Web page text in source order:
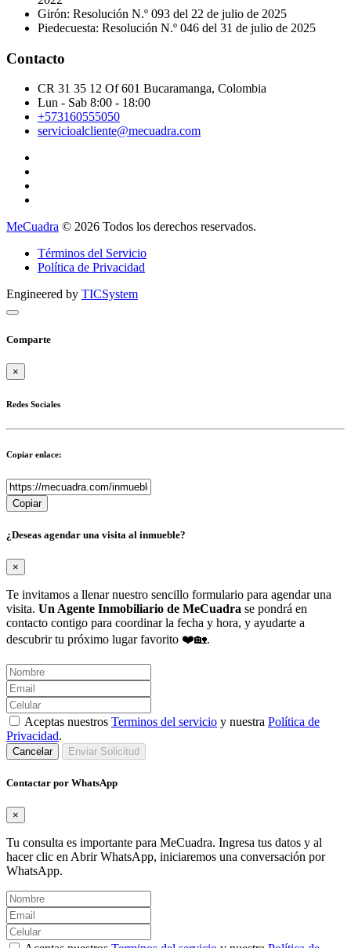
Girón: Resolución N.º 093 del 22 de julio de 2025
Piedecuesta: Resolución N.º 046 del 31 de julio de 2025
Contacto
CR 31 35 12 Of 601 Bucaramanga, Colombia
Lun - Sab 8:00 - 18:00
+573160555050
servicioalcliente@mecuadra.com
MeCuadra © 2026 Todos los derechos reservados.
Términos del Servicio
Política de Privacidad
Engineered by TICSystem
Comparte
×
Redes Sociales
Copiar enlace:
Copiar
¿Deseas agendar una visita al inmueble?
×
Te invitamos a llenar nuestro sencillo formulario para agendar una
visita. Un Agente Inmobiliario de MeCuadra se pondrá en
contacto contigo para coordinar la fecha y hora, y ayudarte a
descubrir tu próximo lugar favorito ❤️🏡.
Aceptas nuestros Terminos del servicio y nuestra Política de
Privacidad.
Cancelar Enviar Solicitud
Contactar por WhatsApp
×
Tu consulta es importante para MeCuadra. Ingresa tus datos y al
hacer clic en Abrir WhatsApp, iniciaremos una conversación por
WhatsApp.